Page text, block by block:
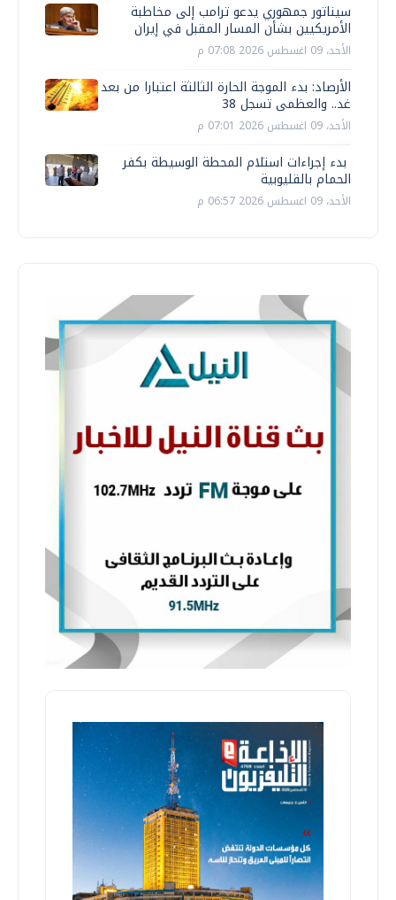
سيناتور جمهوري يدعو ترامب إلى مخاطبة
الأمريكيين بشأن المسار المقبل في إيران
الأحد، 09 اغسطس 2026 07:08 م
الأرصاد: بدء الموجة الحارة الثالثة اعتبارا من بعد
غد.. والعظمى تسجل 38
الأحد، 09 اغسطس 2026 07:01 م
بدء إجراءات استلام المحطة الوسيطة بكفر
الحمام بالقليوبية
الأحد، 09 اغسطس 2026 06:57 م